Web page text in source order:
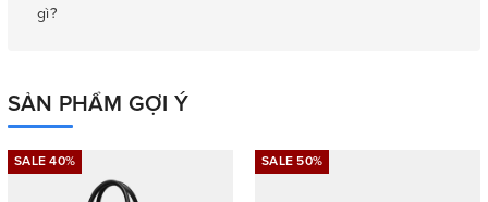
gì?
SẢN PHẨM GỢI Ý
SALE 40% SALE 50%